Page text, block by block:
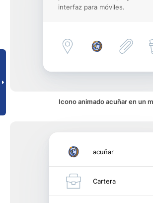
interfaz para móviles.
Icono animado acuñar en un
acuñar
Cartera